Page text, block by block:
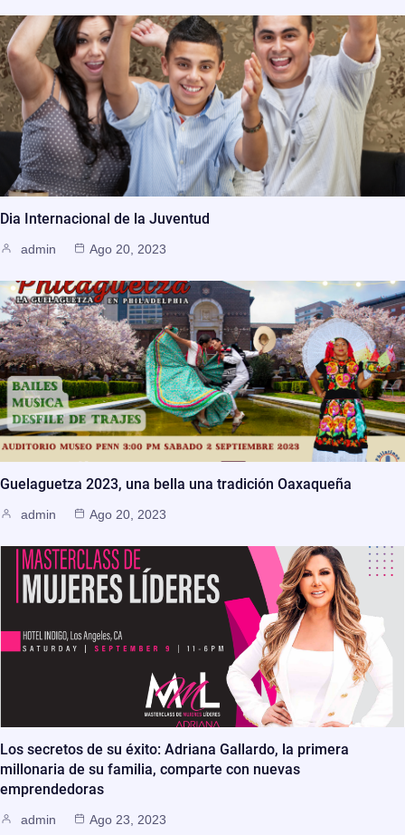
Dia Internacional de la Juventud
admin Ago 20, 2023
Guelaguetza 2023, una bella una tradición Oaxaqueña
admin Ago 20, 2023
Los secretos de su éxito: Adriana Gallardo, la primera
millonaria de su familia, comparte con nuevas
emprendedoras
admin Ago 23, 2023